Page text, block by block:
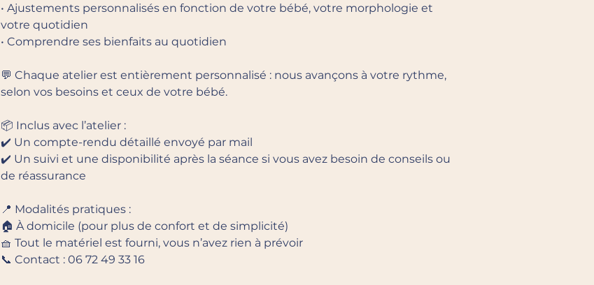
• Ajustements personnalisés en fonction de votre bébé, votre morphologie et
votre quotidien
• Comprendre ses bienfaits au quotidien
💬 Chaque atelier est entièrement personnalisé : nous avançons à votre rythme,
selon vos besoins et ceux de votre bébé.
📦 Inclus avec l’atelier :
✔️ Un compte-rendu détaillé envoyé par mail
✔️ Un suivi et une disponibilité après la séance si vous avez besoin de conseils ou
de réassurance
📍 Modalités pratiques :
🏠 À domicile (pour plus de confort et de simplicité)
🧺 Tout le matériel est fourni, vous n’avez rien à prévoir
📞 Contact : 06 72 49 33 16